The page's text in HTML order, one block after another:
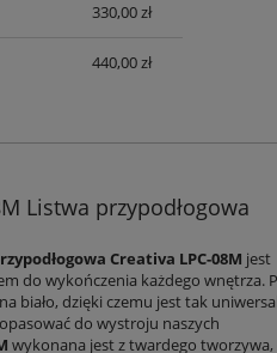
330,00 zł
440,00 zł
Listwa przypodłogowa
Creativa LPC-08M jest
do wykończenia każdego wnętrza.
biało, dzięki czemu jest tak
do wystroju naszych
wykonana jest z twardego tworzywa,